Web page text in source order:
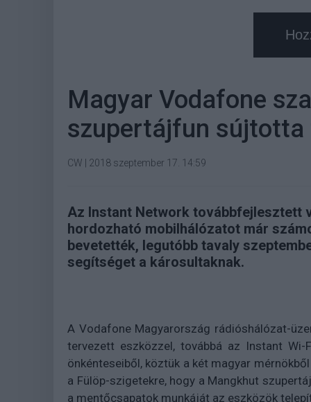
Magyar Vodafone
szupertájfun sújtotta
CW 2018 szeptember 17. 14:59
Az Instant Network továbbfejlesztett
hordozható mobilhálózatot már
bevetették, legutóbb tavaly
segítséget a károsultaknak.
A Vodafone Magyarország rádióshálózat-
tervezett eszközzel, továbbá az Instant
önkénteseiből, köztük a két magyar
a Fülöp-szigetekre, hogy a Mangkhut
a mentőcsapatok munkáját az eszközök